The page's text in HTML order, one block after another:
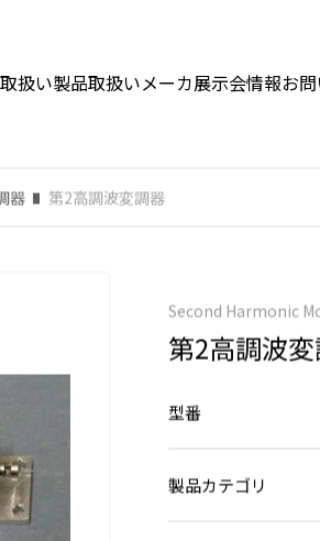
取扱い製品取扱いメーカ展示会情報お
器 第2高調波変調器
Second Harmonic
第2高調波
型番
製品カテゴリ